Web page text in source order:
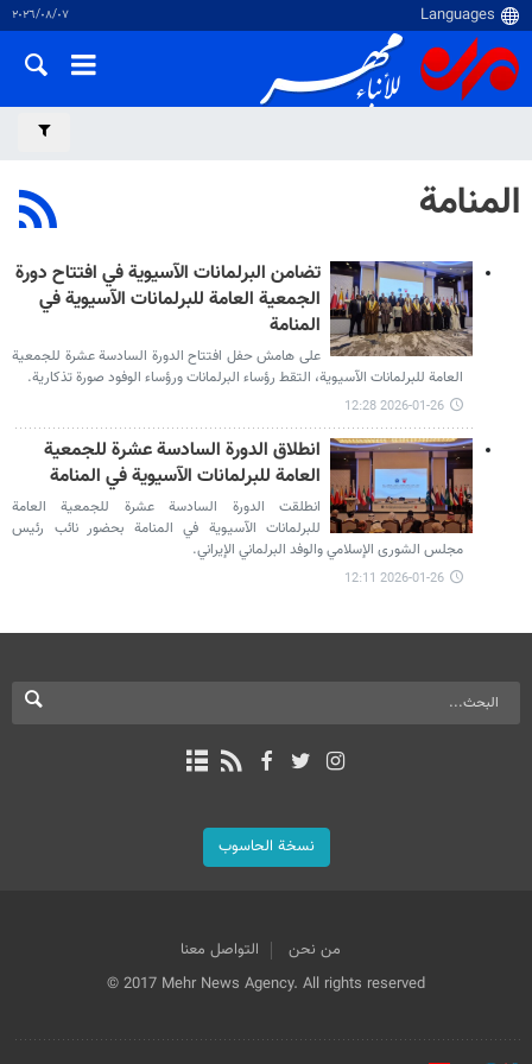
٠٧‏/٠٨‏/٢٠٢٦
المنامة
تضامن البرلمانات الآسيوية في افتتاح دورة
الجمعية العامة للبرلمانات الآسيوية في
المنامة
على هامش حفل افتتاح الدورة السادسة عشرة للجمعية
العامة للبرلمانات الآسيوية، التقط رؤساء البرلمانات ورؤساء الوفود صورة تذكارية.
2026-01-26 12:28
انطلاق الدورة السادسة عشرة للجمعية
العامة للبرلمانات الآسيوية في المنامة
انطلقت الدورة السادسة عشرة للجمعية العامة
للبرلمانات الآسيوية في المنامة بحضور نائب رئيس
مجلس الشورى الإسلامي والوفد البرلماني الإيراني.
2026-01-26 12:11
نسخة الحاسوب
من نحن
التواصل معنا
© 2017 Mehr News Agency. All rights reserved